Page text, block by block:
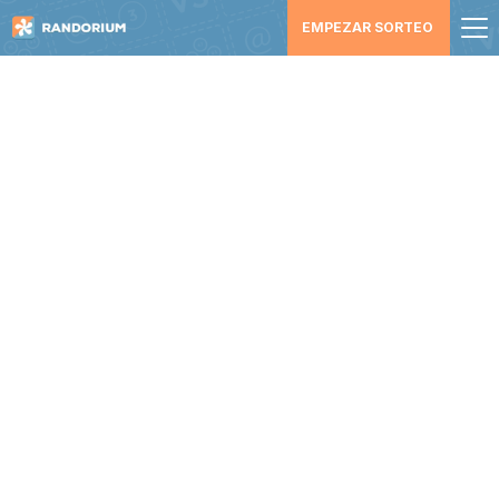
EMPEZAR SORTEO